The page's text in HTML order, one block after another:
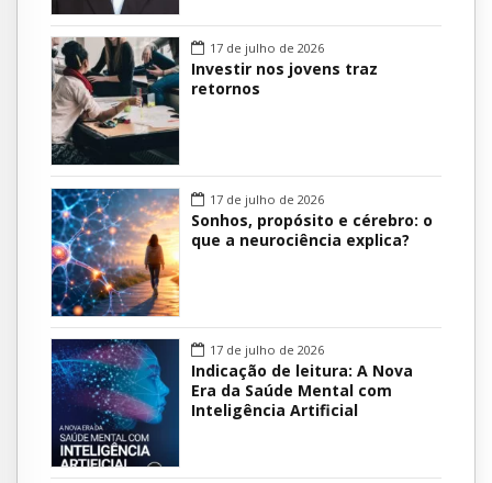
17 de julho de 2026
Investir nos jovens traz
retornos
17 de julho de 2026
Sonhos, propósito e cérebro: o
que a neurociência explica?
17 de julho de 2026
Indicação de leitura: A Nova
Era da Saúde Mental com
Inteligência Artificial